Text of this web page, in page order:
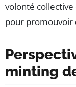
volonté
pour promouvoir
minting